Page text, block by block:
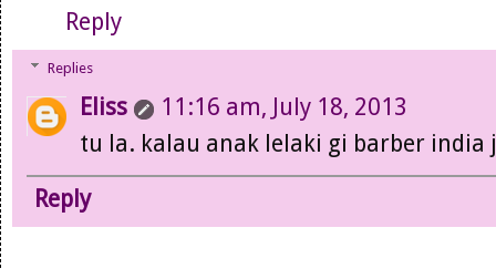
Reply
Replies
Eliss
11:16 am, July 18, 2013
tu la. kalau anak lelaki gi barber india
Reply